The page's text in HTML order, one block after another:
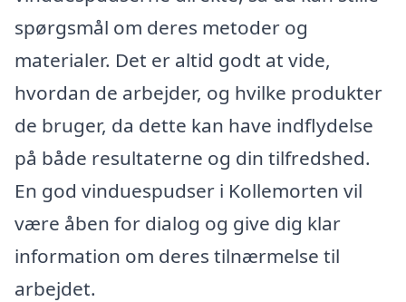
spørgsmål om deres metoder og
materialer. Det er altid godt at vide,
hvordan de arbejder, og hvilke produkter
de bruger, da dette kan have indflydelse
på både resultaterne og din tilfredshed.
En god vinduespudser i Kollemorten vil
være åben for dialog og give dig klar
information om deres tilnærmelse til
arbejdet.